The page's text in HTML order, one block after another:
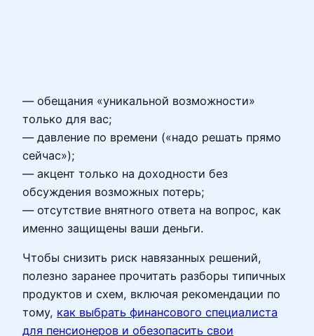
— обещания «уникальной возможности»
только для вас;
— давление по времени («надо решать прямо
сейчас»);
— акцент только на доходности без
обсуждения возможных потерь;
— отсутствие внятного ответа на вопрос, как
именно защищены ваши деньги.
Чтобы снизить риск навязанных решений,
полезно заранее прочитать разборы типичных
продуктов и схем, включая рекомендации по
тому, как выбрать финансового специалиста
для пенсионеров и обезопасить свои